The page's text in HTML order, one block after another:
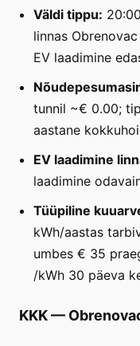
Väldi tippu:
linnas
EV laadimine
tunnil ~€ 0.00;
aastane
EV laadimine
laadimine
Tüüpiline
kWh/aastas
umbes € 35
/kWh 30 päeva
KKK—